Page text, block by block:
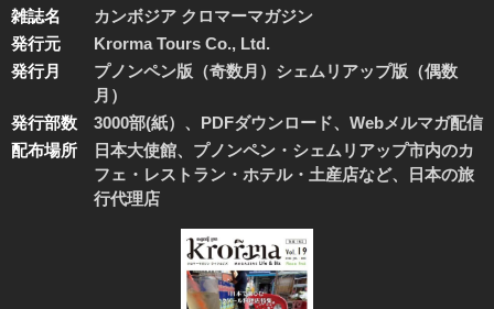
雑誌名
カンボジア クロマーマガジン
発行元
Krorma Tours Co., Ltd.
発行月
プノンペン版（奇数月）シェムリアップ版（偶数
月）
発行部数
3000部(紙）、PDFダウンロード、Webメルマガ配信
配布場所
日本大使館、プノンペン・シェムリアップ市内のカ
フェ・レストラン・ホテル・土産店など、日本の旅
行代理店